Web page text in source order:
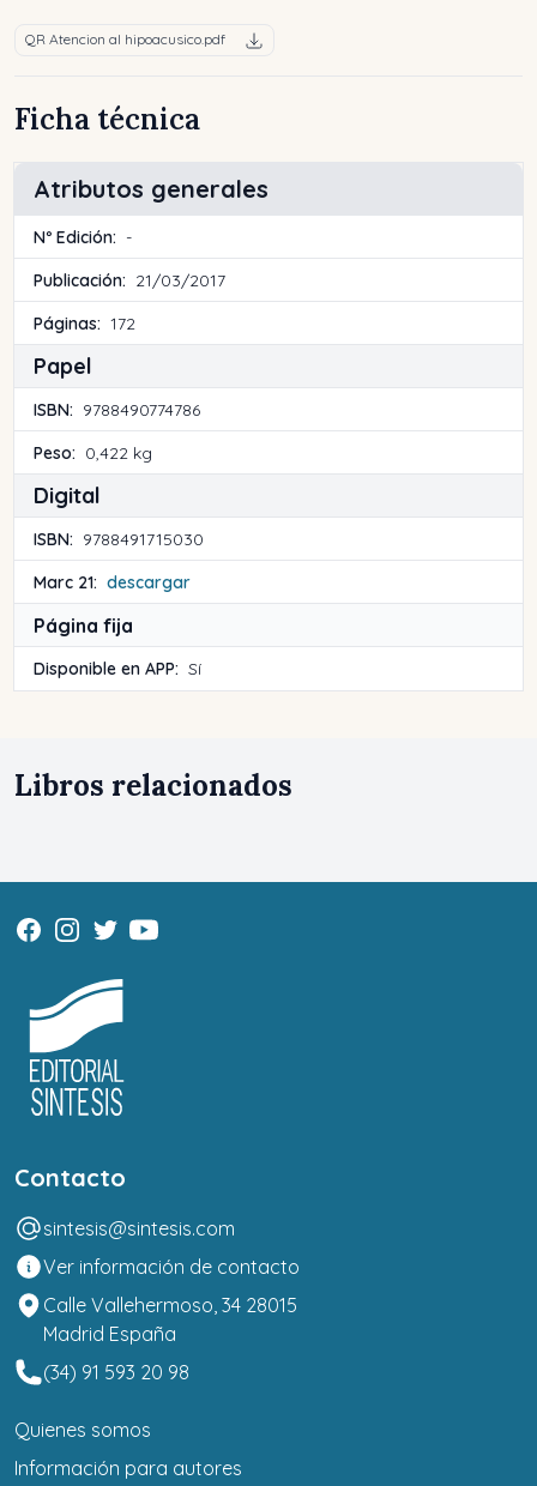
QR Atencion al hipoacusico.pdf
Ficha técnica
Atributos generales
Nº Edición: -
Publicación: 21/03/2017
Páginas: 172
Papel
ISBN: 9788490774786
Peso: 0,422 kg
Digital
ISBN: 9788491715030
Marc 21: descargar
Página fija
Disponible en APP: Sí
Libros relacionados
Contacto
sintesis@sintesis.com
Ver información de contacto
Calle Vallehermoso, 34 28015
Madrid España
(34) 91 593 20 98
Quienes somos
Información para autores